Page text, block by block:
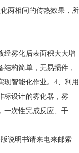
两相间的传热效果，所
雾化后表面积大大增
构简单，无易损件，
现智能化作业。4、利用
标设计的雾化器，雾
一次性完成反应、干
说明书请来电来邮索